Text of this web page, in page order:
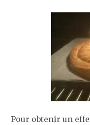
Pour obtenir un